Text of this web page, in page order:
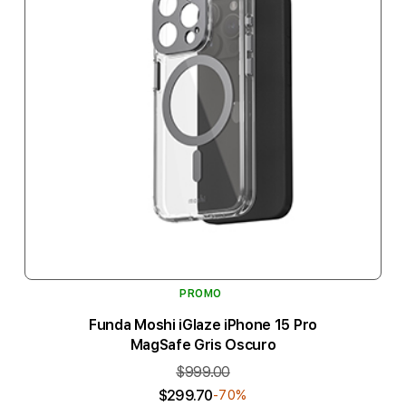
PROMO
Funda Moshi iGlaze iPhone 15 Pro
MagSafe Gris Oscuro
$999.00
$299.70-70%